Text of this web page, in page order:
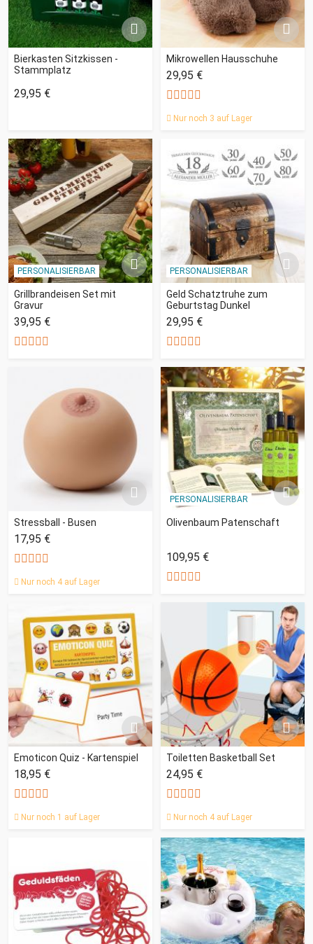
Bierkasten Sitzkissen -
Stammplatz
29,95 €
Mikrowellen Hausschuhe
29,95 €
Nur noch 3 auf Lager
PERSONALISIERBAR
Grillbrandeisen Set mit
Gravur
39,95 €
PERSONALISIERBAR
Geld Schatztruhe zum
Geburtstag Dunkel
29,95 €
Stressball - Busen
17,95 €
Nur noch 4 auf Lager
PERSONALISIERBAR
Olivenbaum Patenschaft
109,95 €
Emoticon Quiz - Kartenspiel
18,95 €
Nur noch 1 auf Lager
Toiletten Basketball Set
24,95 €
Nur noch 4 auf Lager